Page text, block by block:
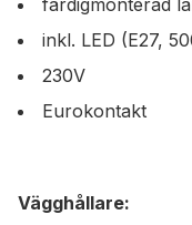
färdigmonterad
inkl. LED (E27,
230V
Eurokontakt
Vägghållare: